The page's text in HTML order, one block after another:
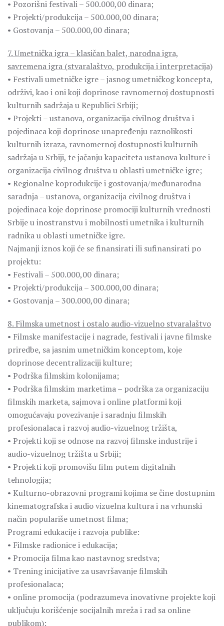
• Pozorišni festivali – 500.000,00 dinara;
• Projekti/produkcija – 500.000,00 dinara;
• Gostovanja – 500.000,00 dinara;
7. Umetnička igra – klasičan balet, narodna igra,
savremena igra (stvaralaštvo, produkcija i interpretacija)
• Festivali umetničke igre – jasnog umetničkog koncepta,
održivi, kao i oni koji doprinose ravnomernoj dostupnosti
kulturnih sadržaja u Republici Srbiji;
• Projekti – ustanova, organizacija civilnog društva i
pojedinaca koji doprinose unapređenju raznolikosti
kulturnih izraza, ravnomernoj dostupnosti kulturnih
sadržaja u Srbiji, te jačanju kapaciteta ustanova kulture i
organizacija civilnog društva u oblasti umetničke igre;
• Regionalne koprodukcije i gostovanja/međunarodna
saradnja – ustanova, organizacija civilnog društva i
pojedinaca koje doprinose promociji kulturnih vrednosti
Srbije u inostranstvu i mobilnosti umetnika i kulturnih
radnika u oblasti umetničke igre.
Najmanji iznos koji će se finansirati ili sufinansirati po
projektu:
• Festivali – 500.000,00 dinara;
• Projekti/produkcija – 300.000,00 dinara;
• Gostovanja – 300.000,00 dinara;
8. Filmska umetnost i ostalo audio-vizuelno stvaralaštvo
• Filmske manifestacije i nagrade, festivali i javne filmske
priredbe, sa jasnim umetničkim konceptom, koje
doprinose decentralizaciji kulture;
• Podrška filmskim kolonijama;
• Podrška filmskim marketima – podrška za organizaciju
filmskih marketa, sajmova i online platformi koji
omogućavaju povezivanje i saradnju filmskih
profesionalaca i razvoj audio-vizuelnog tržišta,
• Projekti koji se odnose na razvoj filmske industrije i
audio-vizuelnog tržišta u Srbiji;
• Projekti koji promovišu film putem digitalnih
tehnologija;
• Kulturno-obrazovni programi kojima se čine dostupnim
kinematografska i audio vizuelna kultura i na vrhunski
način populariše umetnost filma;
Programi edukacije i razvoja publike:
• Filmske radionice i edukacija;
• Promocija filma kao nastavnog sredstva;
• Trening inicijative za usavršavanje filmskih
profesionalaca;
• online promocija (podrazumeva inovativne projekte koji
uključuju korišćenje socijalnih mreža i rad sa online
publikom);